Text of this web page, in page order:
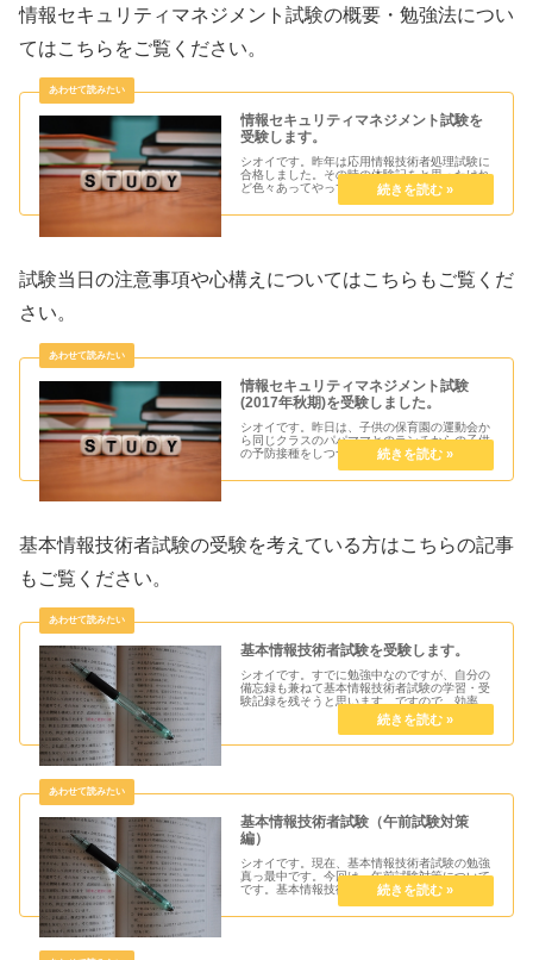
情報セキュリティマネジメント試験の概要・勉強法につい
てはこちらをご覧ください。
情報セキュリティマネジメント試験を
受験します。
シオイです。昨年は応用情報技術者処理試験に
合格しました。その時の体験記をと思ったけれ
ど色々あってやってきた過程がうる覚えのため
スキップです。応用情報処理試験を取得したシ
オイとしては更にその上の資格をと思ったもの
試験当日の注意事項や心構えについてはこちらもご覧くだ
さい。
情報セキュリティマネジメント試験
(2017年秋期)を受験しました。
シオイです。昨日は、子供の保育園の運動会か
ら同じクラスのパパママとのランチからの子供
の予防接種をしつつ帰ってからも家事をこなし
ており翌日に試験があることを忘れたかのよう
な一日でした。ついに2017年秋期の情報セキ
基本情報技術者試験の受験を考えている方はこちらの記事
もご覧ください。
基本情報技術者試験を受験します。
シオイです。すでに勉強中なのですが、自分の
備忘録も兼ねて基本情報技術者試験の学習・受
験記録を残そうと思います。ですので、効率的
な勉強法等は一切出てきません。ただ自分のや
り方は本当に遠回りをしているので反面教師的
基本情報技術者試験（午前試験対策
編）
シオイです。現在、基本情報技術者試験の勉強
真っ最中です。今回は、午前試験対策について
です。基本情報技術者試験の午前試験について
基本情報技術者試験は全てマーク式で、基本知
識を問う全問必答の午前試験（80問）と長文の